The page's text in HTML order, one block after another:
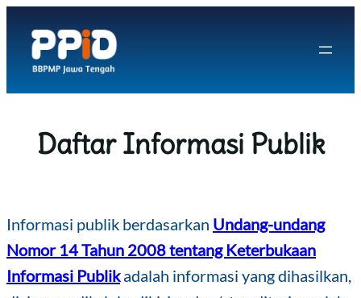
Daftar Informasi Publik
Informasi publik berdasarkan Undang-undang
Nomor 14 Tahun 2008 tentang Keterbukaan
Informasi Publikadalah informasi yang dihasilkan,